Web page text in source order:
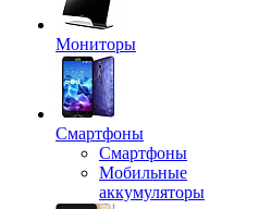
Мониторы
Смартфоны
Смартфоны
Мобильные
аккумуляторы